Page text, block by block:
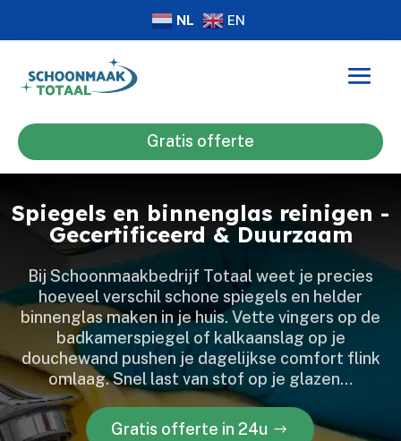
NL EN
Gratis offerte
Spiegels en binnenglas reinigen -
Gecertificeerd & Duurzaam
Bij Schoonmaakbedrijf Totaal weet je precies
hoeveel verschil schone spiegels en helder
binnenglas maken in je huis.​ Vette vingers op de
badkamerspiegel of kalkaanslag op je
douchewand pushen je dagelijkse comfort flink
omlaag.​ Snel last van stof op je glazen…
Gratis offerte in 24u